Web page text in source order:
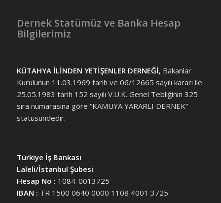
Dernek Statümüz ve Banka Hesap
Bilgilerimiz
KÜTAHYA İLİNDEN YETİŞENLER DERNEĞİ, Bakanlar
Kurulunun 11.03.1969 tarih ve 06/12665 sayılı kararı ile
25.05.1983 tarih 152 sayılı V.U.K. Genel Tebliğinin 325
sıra numarasına göre “KAMUYA YARARLI DERNEK”
statüsündedir.
Türkiye İş Bankası
Laleli/İstanbul Şubesi
Hesap No : 1084-0013725
IBAN : TR 1500 0640 0000 1108 4001 3725